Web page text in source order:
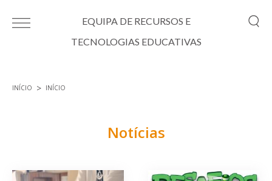
EQUIPA DE RECURSOS E
TECNOLOGIAS EDUCATIVAS
INÍCIO INÍCIO
Notícias